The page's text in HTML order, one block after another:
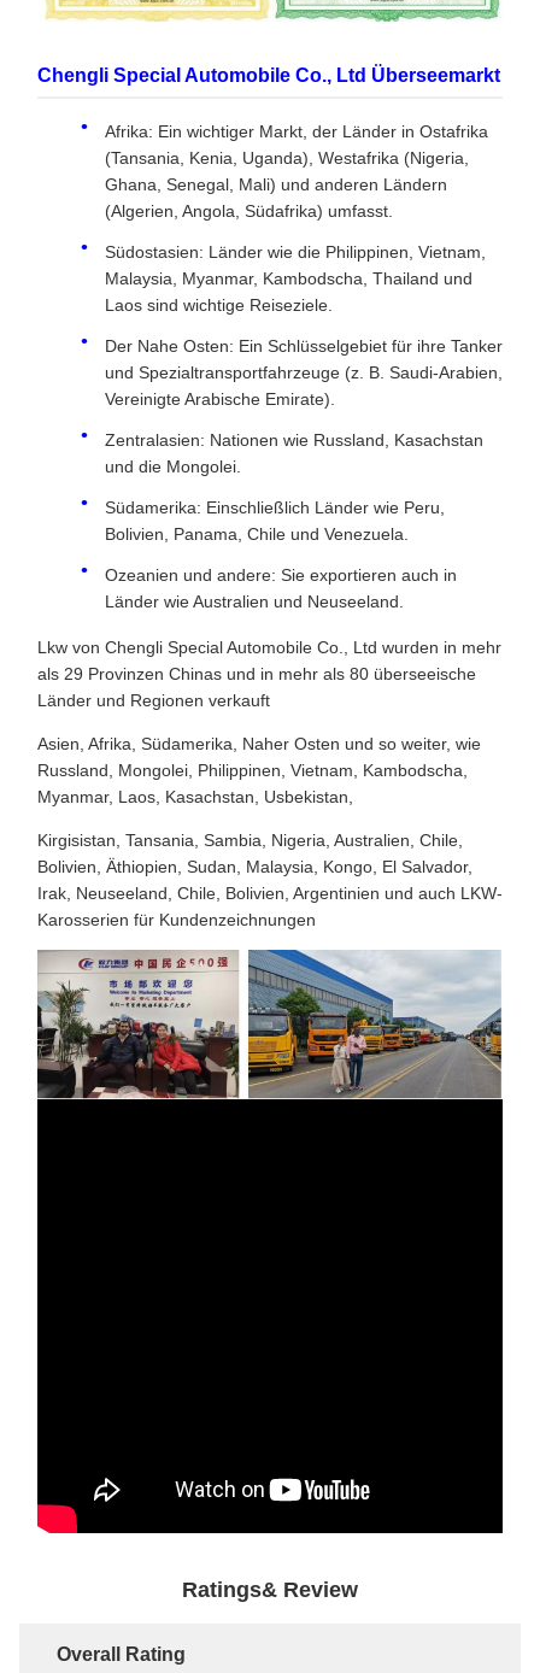
Chengli Special Automobile Co., Ltd Überseemarkt
Afrika: Ein wichtiger Markt, der Länder in Ostafrika
(Tansania, Kenia, Uganda), Westafrika (Nigeria,
Ghana, Senegal, Mali) und anderen Ländern
(Algerien, Angola, Südafrika) umfasst.
Südostasien: Länder wie die Philippinen, Vietnam,
Malaysia, Myanmar, Kambodscha, Thailand und
Laos sind wichtige Reiseziele.
Der Nahe Osten: Ein Schlüsselgebiet für ihre Tanker
und Spezialtransportfahrzeuge (z. B. Saudi-Arabien,
Vereinigte Arabische Emirate).
Zentralasien: Nationen wie Russland, Kasachstan
und die Mongolei.
Südamerika: Einschließlich Länder wie Peru,
Bolivien, Panama, Chile und Venezuela.
Ozeanien und andere: Sie exportieren auch in
Länder wie Australien und Neuseeland.
Lkw von Chengli Special Automobile Co., Ltd wurden in mehr
als 29 Provinzen Chinas und in mehr als 80 überseeische
Länder und Regionen verkauft
Asien, Afrika, Südamerika, Naher Osten und so weiter, wie
Russland, Mongolei, Philippinen, Vietnam, Kambodscha,
Myanmar, Laos, Kasachstan, Usbekistan,
Kirgisistan, Tansania, Sambia, Nigeria, Australien, Chile,
Bolivien, Äthiopien, Sudan, Malaysia, Kongo, El Salvador,
Irak, Neuseeland, Chile, Bolivien, Argentinien und auch LKW-
Karosserien für Kundenzeichnungen
Ratings& Review
Overall Rating